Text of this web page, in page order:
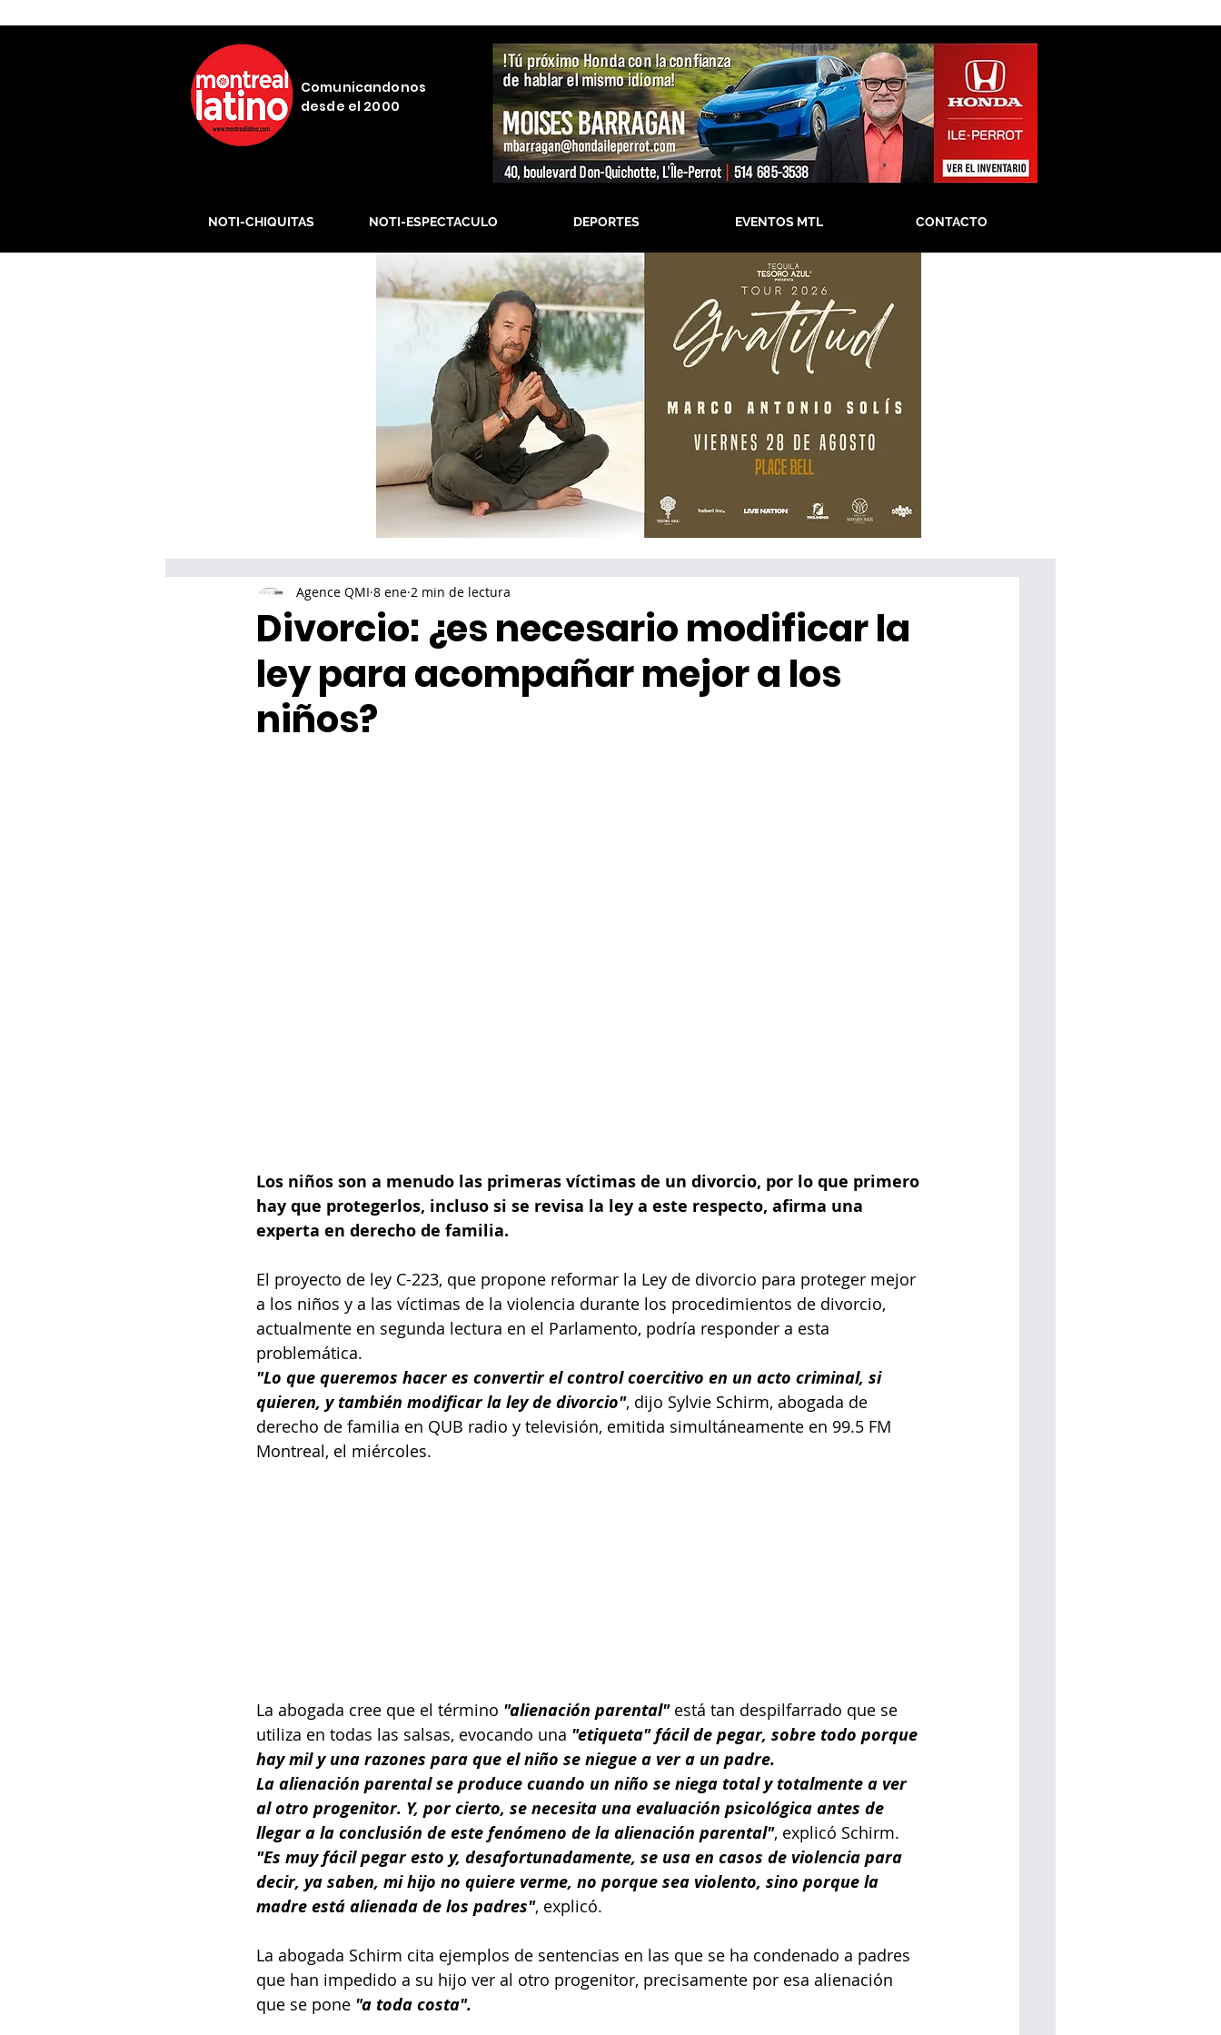
Comunicandonos
desde el 2000
NOTI-CHIQUITAS NOTI-ESPECTACULO DEPORTES EVENTOS MTL CONTACTO
Divorcio: ¿es necesario modificar la
ley para acompañar mejor a los
niños?
Agence QMI 8 ene 2 min de lectura
Los niños son a menudo las primeras víctimas de un divorcio, por lo que primero
hay que protegerlos, incluso si se revisa la ley a este respecto, afirma una
experta en derecho de familia.
El proyecto de ley C-223, que propone reformar la Ley de divorcio para proteger mejor
a los niños y a las víctimas de la violencia durante los procedimientos de divorcio,
actualmente en segunda lectura en el Parlamento, podría responder a esta
problemática.
"Lo que queremos hacer es convertir el control coercitivo en un acto criminal, si
quieren, y también modificar la ley de divorcio", dijo Sylvie Schirm, abogada de
derecho de familia en QUB radio y televisión, emitida simultáneamente en 99.5 FM
Montreal, el miércoles.
La abogada cree que el término "alienación parental" está tan despilfarrado que se
utiliza en todas las salsas, evocando una "etiqueta" fácil de pegar, sobre todo porque
hay mil y una razones para que el niño se niegue a ver a un padre.
La alienación parental se produce cuando un niño se niega total y totalmente a ver
al otro progenitor. Y, por cierto, se necesita una evaluación psicológica antes de
llegar a la conclusión de este fenómeno de la alienación parental", explicó Schirm.
"Es muy fácil pegar esto y, desafortunadamente, se usa en casos de violencia para
decir, ya saben, mi hijo no quiere verme, no porque sea violento, sino porque la
madre está alienada de los padres", explicó.
La abogada Schirm cita ejemplos de sentencias en las que se ha condenado a padres
que han impedido a su hijo ver al otro progenitor, precisamente por esa alienación
que se pone "a toda costa".